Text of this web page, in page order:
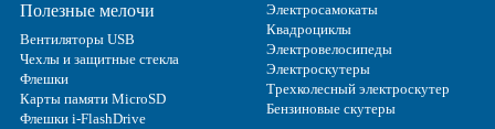
Полезные мелочи
Вентиляторы USB
Чехлы и защитные стекла
Флешки
Карты памяти MicroSD
Флешки i-FlashDrive
Электросамокаты
Квадроциклы
Электровелосипеды
Электроскутеры
Трехколесный электроскутер
Бензиновые скутеры